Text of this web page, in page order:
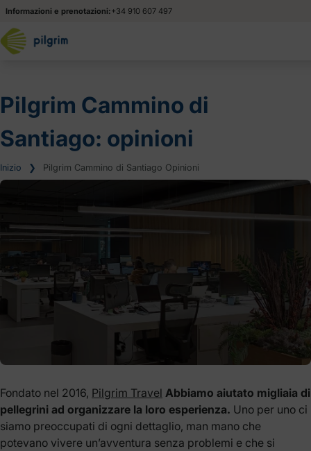
Informazioni e prenotazioni:+34 910 607 497
Pilgrim Cammino di
Santiago: opinioni
Inizio ❯ Pilgrim Cammino di Santiago Opinioni
Fondato nel 2016, Pilgrim Travel Abbiamo aiutato migliaia di
pellegrini ad organizzare la loro esperienza. Uno per uno ci
siamo preoccupati di ogni dettaglio, man mano che
potevano vivere un’avventura senza problemi e che si